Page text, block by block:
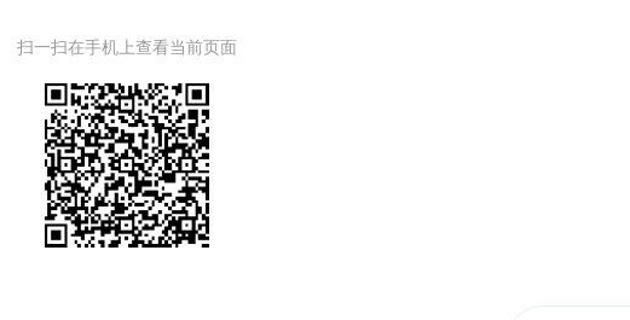
扫一扫在手机上查看当前页面